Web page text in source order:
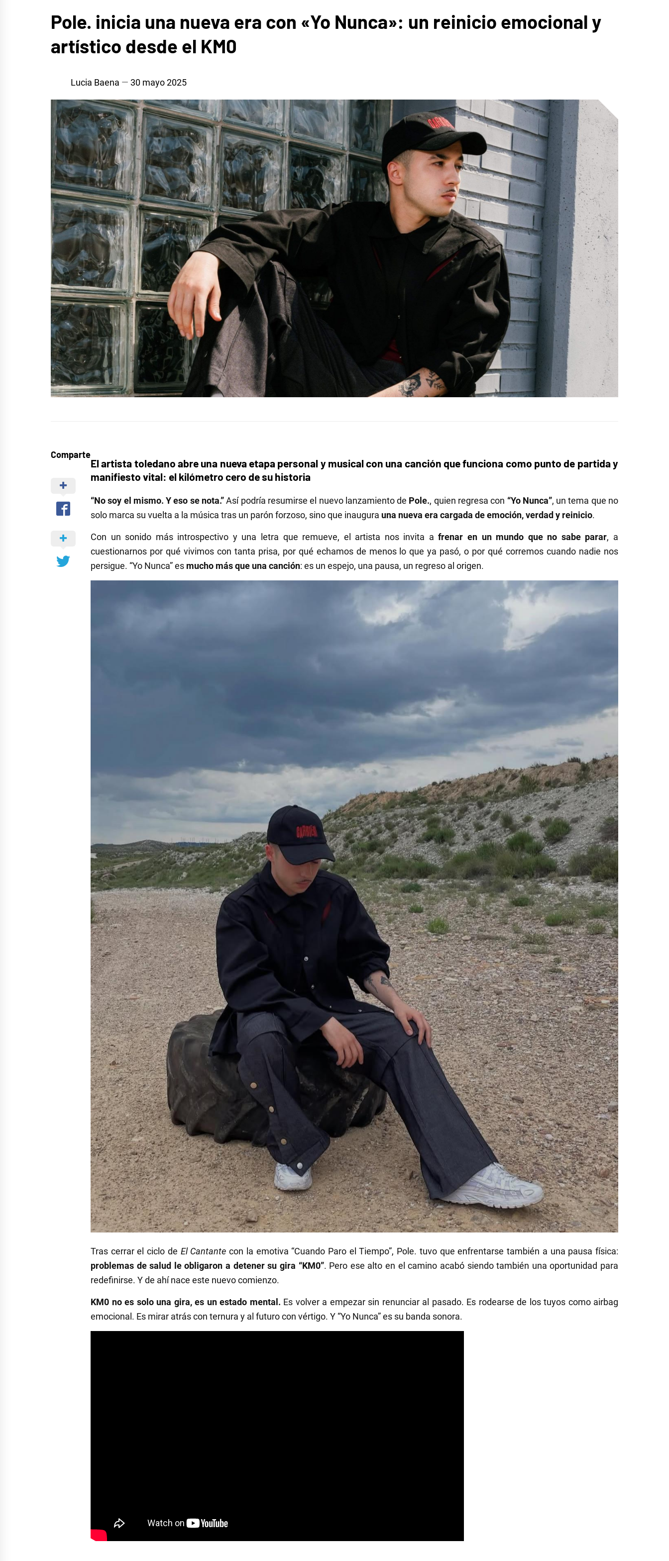
Pole. inicia una nueva era con «Yo Nunca»: un reinicio emocional y
artístico desde el KM0
Lucia Baena 30 mayo 2025
Comparte
El artista toledano abre una nueva etapa personal y musical con una canción que funciona como punto de partida y
manifiesto vital: el kilómetro cero de su historia
“No soy el mismo. Y eso se nota.”Así podría resumirse el nuevo lanzamiento de Pole., quien regresa con “Yo Nunca”, un tema que no
solo marca su vuelta a la música tras un parón forzoso, sino que inaugura una nueva era cargada de emoción, verdad y reinicio.
Con un sonido más introspectivo y una letra que remueve, el artista nos invita afrenar en un mundo que no sabe parar, a
cuestionarnos por qué vivimos con tanta prisa, por qué echamos de menos lo que ya pasó, o por qué corremos cuando nadie nos
persigue. “Yo Nunca” es mucho más que una canción: es un espejo, una pausa, un regreso al origen.
Tras cerrar el ciclo de El Cantante con la emotiva “Cuando Paro el Tiempo”, Pole. tuvo que enfrentarse también a una pausa física:
problemas de salud le obligaron a detener su gira “KM0”. Pero ese alto en el camino acabó siendo también una oportunidad para
redefinirse. Y de ahí nace este nuevo comienzo.
KM0 no es solo una gira, es un estado mental. Es volver a empezar sin renunciar al pasado. Es rodearse de los tuyos como airbag
emocional. Es mirar atrás con ternura y al futuro con vértigo. Y “Yo Nunca” es su banda sonora.